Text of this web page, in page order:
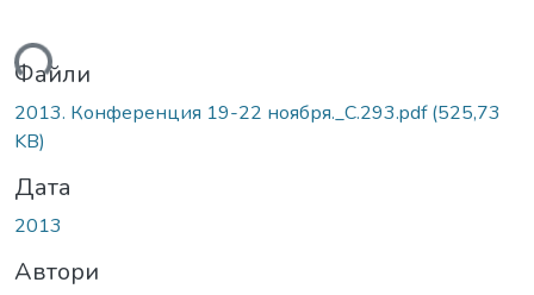
Файли
2013. Конференция 19-22 ноября._С.293.pdf(525,73
KB)
Дата
2013
Автори